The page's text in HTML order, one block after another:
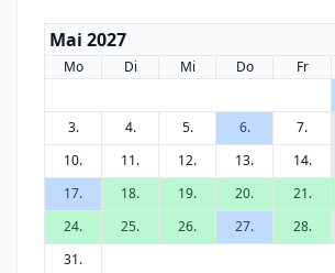
Mai 2027
Mo Di Mi Do Fr
3.
4. 5. 6. 7.
10.
11. 12. 13. 14.
17.
18. 19. 20. 21.
24.
25. 26. 27. 28.
31.